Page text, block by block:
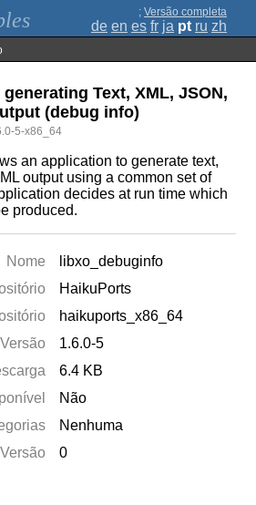
; Versão completa
de en es fr ja pt ru zh
Text, XML, JSON,
(debug info)
5-x86_64
an application to generate text,
output using a common set of
decides at run time which
produced.
Nome
libxo_debuginfo
HaikuPorts
haikuports_x86_64
Versão
1.6.0-5
6.4 KB
Não
Nenhuma
0